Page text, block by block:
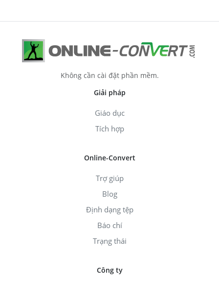
Không cần cài đặt phần mềm.
Giải pháp
Giáo dục
Tích hợp
Online-Convert
Trợ giúp
Blog
Định dạng tệp
Báo chí
Trạng thái
Công ty